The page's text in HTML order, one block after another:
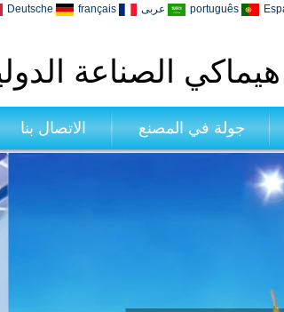
português عربى français
Deutsche
هيماكي الصناعة
جولة في المصنع الاتصال بنا